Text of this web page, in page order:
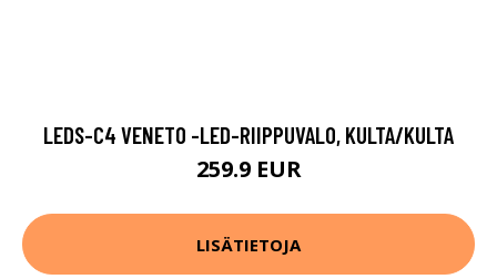
LEDS-C4 VENETO -LED-RIIPPUVALO, KULTA/KULTA
259.9 EUR
LISÄTIETOJA